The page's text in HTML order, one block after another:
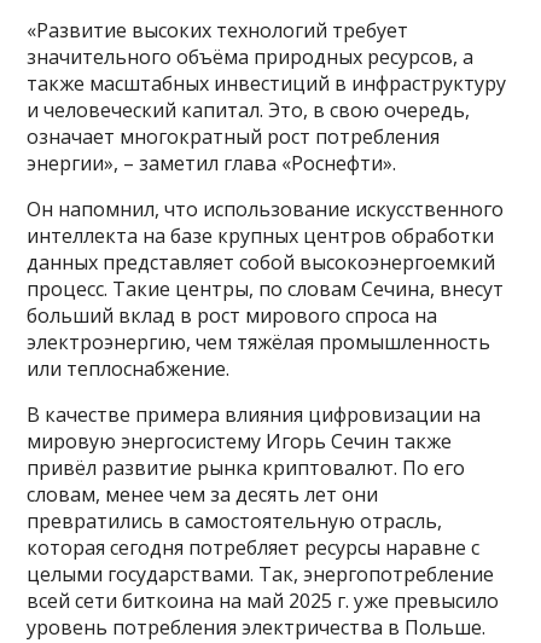
«Развитие высоких технологий требует
значительного объёма природных ресурсов, а
также масштабных инвестиций в инфраструктуру
и человеческий капитал. Это, в свою очередь,
означает многократный рост потребления
энергии», – заметил глава «Роснефти».
Он напомнил, что использование искусственного
интеллекта на базе крупных центров обработки
данных представляет собой высокоэнергоемкий
процесс. Такие центры, по словам Сечина, внесут
больший вклад в рост мирового спроса на
электроэнергию, чем тяжёлая промышленность
или теплоснабжение.
В качестве примера влияния цифровизации на
мировую энергосистему Игорь Сечин также
привёл развитие рынка криптовалют. По его
словам, менее чем за десять лет они
превратились в самостоятельную отрасль,
которая сегодня потребляет ресурсы наравне с
целыми государствами. Так, энергопотребление
всей сети биткоина на май 2025 г. уже превысило
уровень потребления электричества в Польше.